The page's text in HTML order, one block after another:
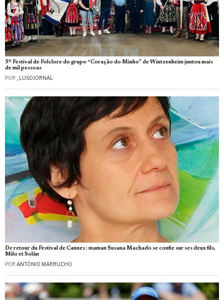
5º Festival de Folclore do grupo “Coração do Minho” de Wintzenheim juntou mais
de mil pessoas
POR _LUSOJORNAL
De retour du Festival de Cannes : maman Susana Machado se confie sur ses deux fils,
Milo et Solàn
POR ANTÓNIO MARRUCHO